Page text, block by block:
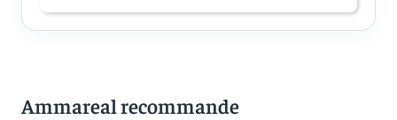
Ammareal recommande